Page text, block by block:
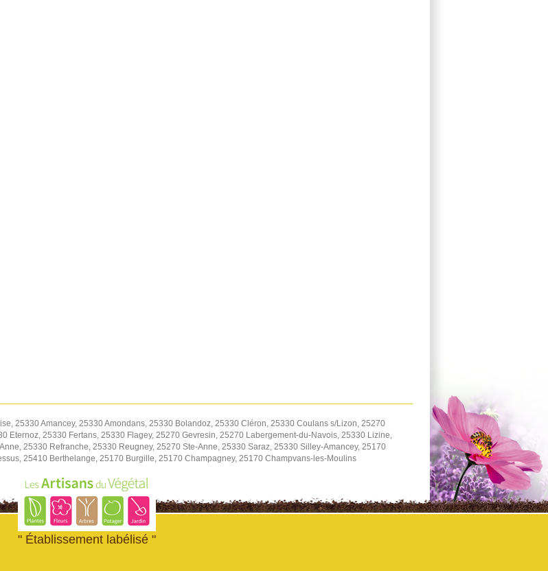
25330 Amancey, 25330 Amondans, 25330 Bolandoz, 25330 Cléron, 25330 Coulans s/Lizon, 25270
Eternoz, 25330 Fertans, 25330 Flagey, 25270 Gevresin, 25270 Labergement-du-Navois, 25330 Lizine,
25330 Refranche, 25330 Reugney, 25270 Ste-Anne, 25330 Saraz, 25330 Silley-Amancey, 25170
25410 Berthelange, 25170 Burgille, 25170 Champagney, 25170 Champvans-les-Moulins
" Établissement labélisé "